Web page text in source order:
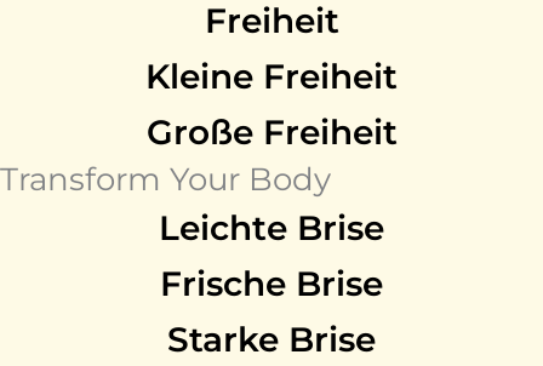
Freiheit
Kleine Freiheit
Große Freiheit
Transform Your Body
Leichte Brise
Frische Brise
Starke Brise